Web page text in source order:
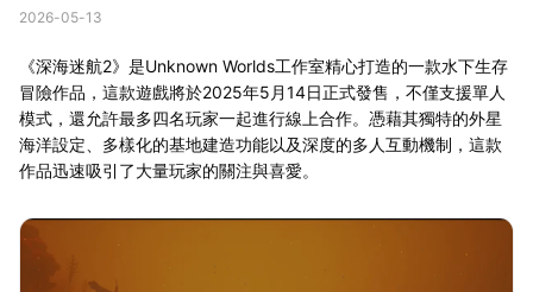
2026-05-13
《深海迷航2》是Unknown Worlds工作室精心打造的一款水下生存
冒險作品，這款遊戲將於2025年5月14日正式發售，不僅支援單人
模式，還允許最多四名玩家一起進行線上合作。憑藉其獨特的外星
海洋設定、多樣化的基地建造功能以及深度的多人互動機制，這款
作品迅速吸引了大量玩家的關注與喜愛。